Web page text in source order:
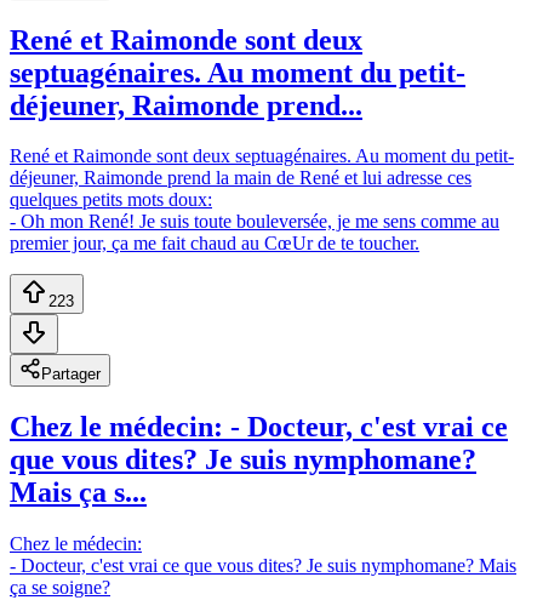
René et Raimonde sont deux
septuagénaires. Au moment du petit-
déjeuner, Raimonde prend...
René et Raimonde sont deux septuagénaires. Au moment du petit-
déjeuner, Raimonde prend la main de René et lui adresse ces
quelques petits mots doux:
- Oh mon René! Je suis toute bouleversée, je me sens comme au
premier jour, ça me fait chaud au CœUr de te toucher.
223
Partager
Chez le médecin: - Docteur, c'est vrai ce
que vous dites? Je suis nymphomane?
Mais ça s...
Chez le médecin:
- Docteur, c'est vrai ce que vous dites? Je suis nymphomane? Mais
ça se soigne?